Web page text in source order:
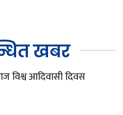
खबर
विश्व आदिवासी दिवस